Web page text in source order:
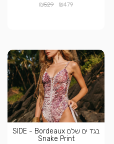
₪479
₪529
בגד ים שלם SIDE - Bordeaux
Snake Print